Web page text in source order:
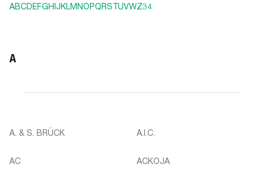
ABCDEFGHIJKLMNOPQRSTUVWZ34
A
A. & S. BRÜCK A.I.C.
AC ACKOJA